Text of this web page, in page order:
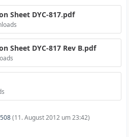
Sheet DYC-817.pdf
Sheet DYC-817 Rev B.pdf
(11. August 2012 um 23:42)